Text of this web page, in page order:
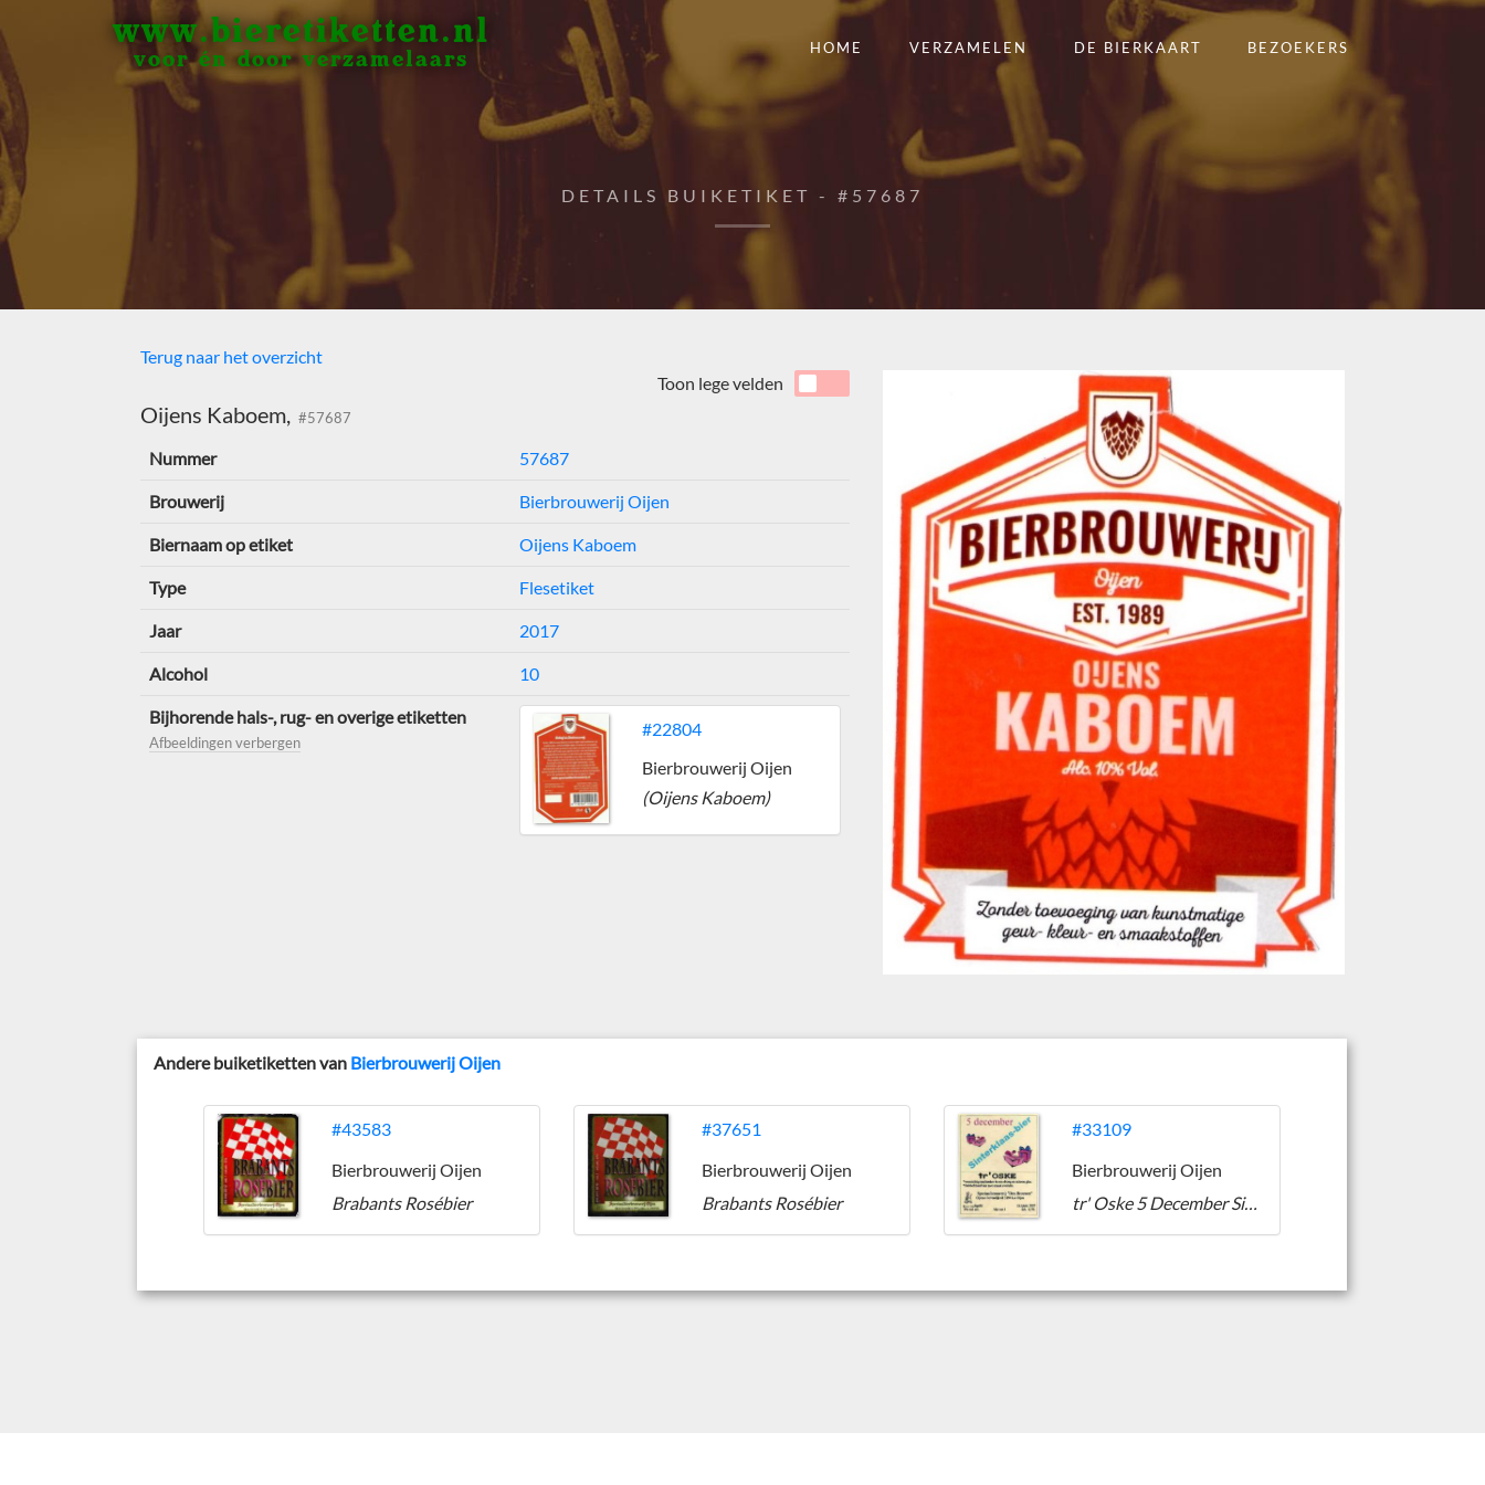
www.bieretiketten.nl
voor én door verzamelaars
HOME VERZAMELEN DE BIERKAART BEZOEKERS
DETAILS BUIKETIKET - #57687
Terug naar het overzicht
Oijens Kaboem, #57687
Toon lege velden
Nummer 57687
Brouwerij Bierbrouwerij Oijen
Biernaam op etiket Oijens Kaboem
Type Flesetiket
Jaar 2017
Alcohol 10
Bijhorende hals-, rug- en overige etiketten
Afbeeldingen verbergen
#22804
Bierbrouwerij Oijen
(Oijens Kaboem)
Andere buiketiketten van Bierbrouwerij Oijen
#43583
Bierbrouwerij Oijen
Brabants Rosébier
#37651
Bierbrouwerij Oijen
Brabants Rosébier
#33109
Bierbrouwerij Oijen
tr' Oske 5 December Sinterklaas-bier